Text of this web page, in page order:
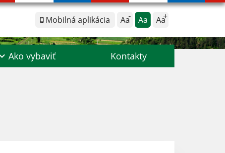
Mobilná aplikácia Aa Aa Aa
Ako vybaviť Kontakty